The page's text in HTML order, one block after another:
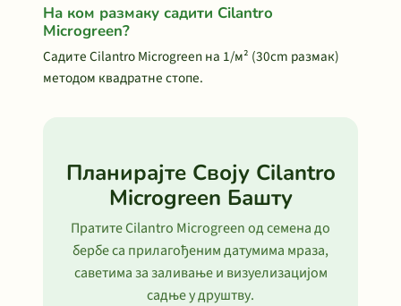
На ком размаку садити Cilantro
Microgreen?
Садите Cilantro Microgreen на 1/м² (30cm размак)
методом квадратне стопе.
Планирајте Своју Cilantro
Microgreen Башту
Пратите Cilantro Microgreen од семена до
бербе са прилагођеним датумима мраза,
саветима за заливање и визуелизацијом
садње у друштву.